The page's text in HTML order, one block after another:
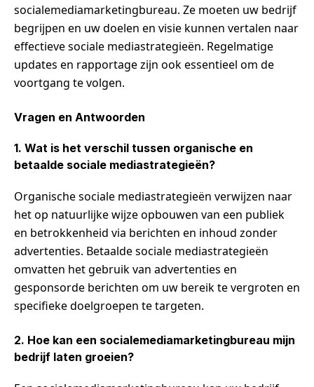
socialemediamarketingbureau. Ze moeten uw bedrijf
begrijpen en uw doelen en visie kunnen vertalen naar
effectieve sociale mediastrategieën. Regelmatige
updates en rapportage zijn ook essentieel om de
voortgang te volgen.
Vragen en Antwoorden
1. Wat is het verschil tussen organische en
betaalde sociale mediastrategieën?
Organische sociale mediastrategieën verwijzen naar
het op natuurlijke wijze opbouwen van een publiek
en betrokkenheid via berichten en inhoud zonder
advertenties. Betaalde sociale mediastrategieën
omvatten het gebruik van advertenties en
gesponsorde berichten om uw bereik te vergroten en
specifieke doelgroepen te targeten.
2. Hoe kan een socialemediamarketingbureau mijn
bedrijf laten groeien?